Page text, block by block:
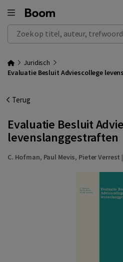
Zoek op titel, auteur, trefwoord of
Juridisch
Evaluatie Besluit Adviescollege
Terug
Evaluatie Besluit
levenslanggestraften
C. Hofman, Paul Mevis, Pieter Verrest |